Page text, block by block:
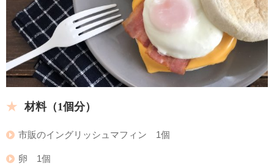
材料（1個分）
市販のイングリッシュマフィン 1個
卵 1個